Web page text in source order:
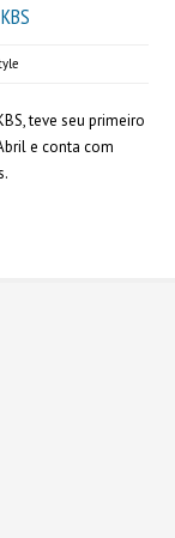
teve seu primeiro
e conta com